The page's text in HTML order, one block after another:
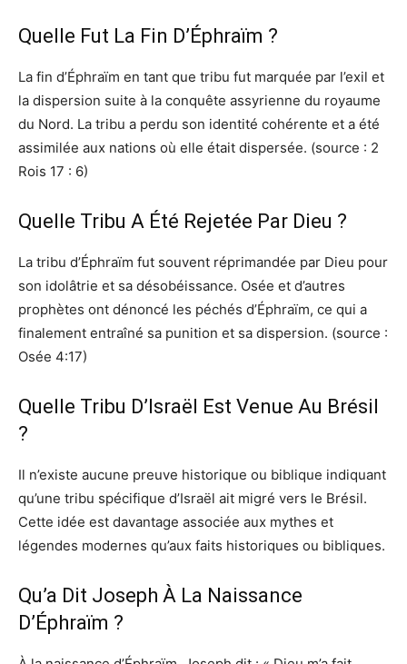
Quelle Fut La Fin D’Éphraïm ?
La fin d’Éphraïm en tant que tribu fut marquée par l’exil et
la dispersion suite à la conquête assyrienne du royaume
du Nord. La tribu a perdu son identité cohérente et a été
assimilée aux nations où elle était dispersée. (source : 2
Rois 17 : 6)
Quelle Tribu A Été Rejetée Par Dieu ?
La tribu d’Éphraïm fut souvent réprimandée par Dieu pour
son idolâtrie et sa désobéissance. Osée et d’autres
prophètes ont dénoncé les péchés d’Éphraïm, ce qui a
finalement entraîné sa punition et sa dispersion. (source :
Osée 4:17)
Quelle Tribu D’Israël Est Venue Au Brésil
?
Il n’existe aucune preuve historique ou biblique indiquant
qu’une tribu spécifique d’Israël ait migré vers le Brésil.
Cette idée est davantage associée aux mythes et
légendes modernes qu’aux faits historiques ou bibliques.
Qu’a Dit Joseph À La Naissance
D’Éphraïm ?